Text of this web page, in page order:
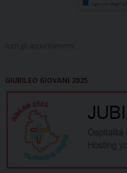
Agenda degli
tutti gli appuntamenti...
GIUBILEO GIOVANI 2025